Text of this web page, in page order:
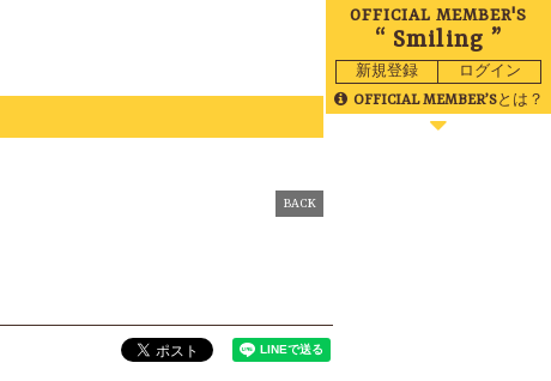
OFFICIAL MEMBER'S
“ Smiling ”
新規登録 ログイン
OFFICIAL MEMBER’Sとは？
BACK